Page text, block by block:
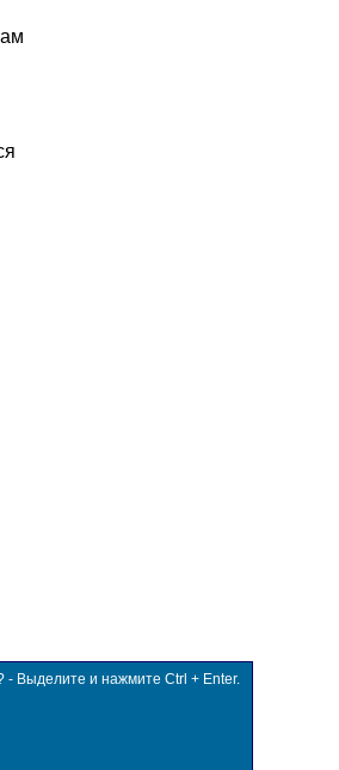
- Выделите и нажмите Ctrl + Enter.